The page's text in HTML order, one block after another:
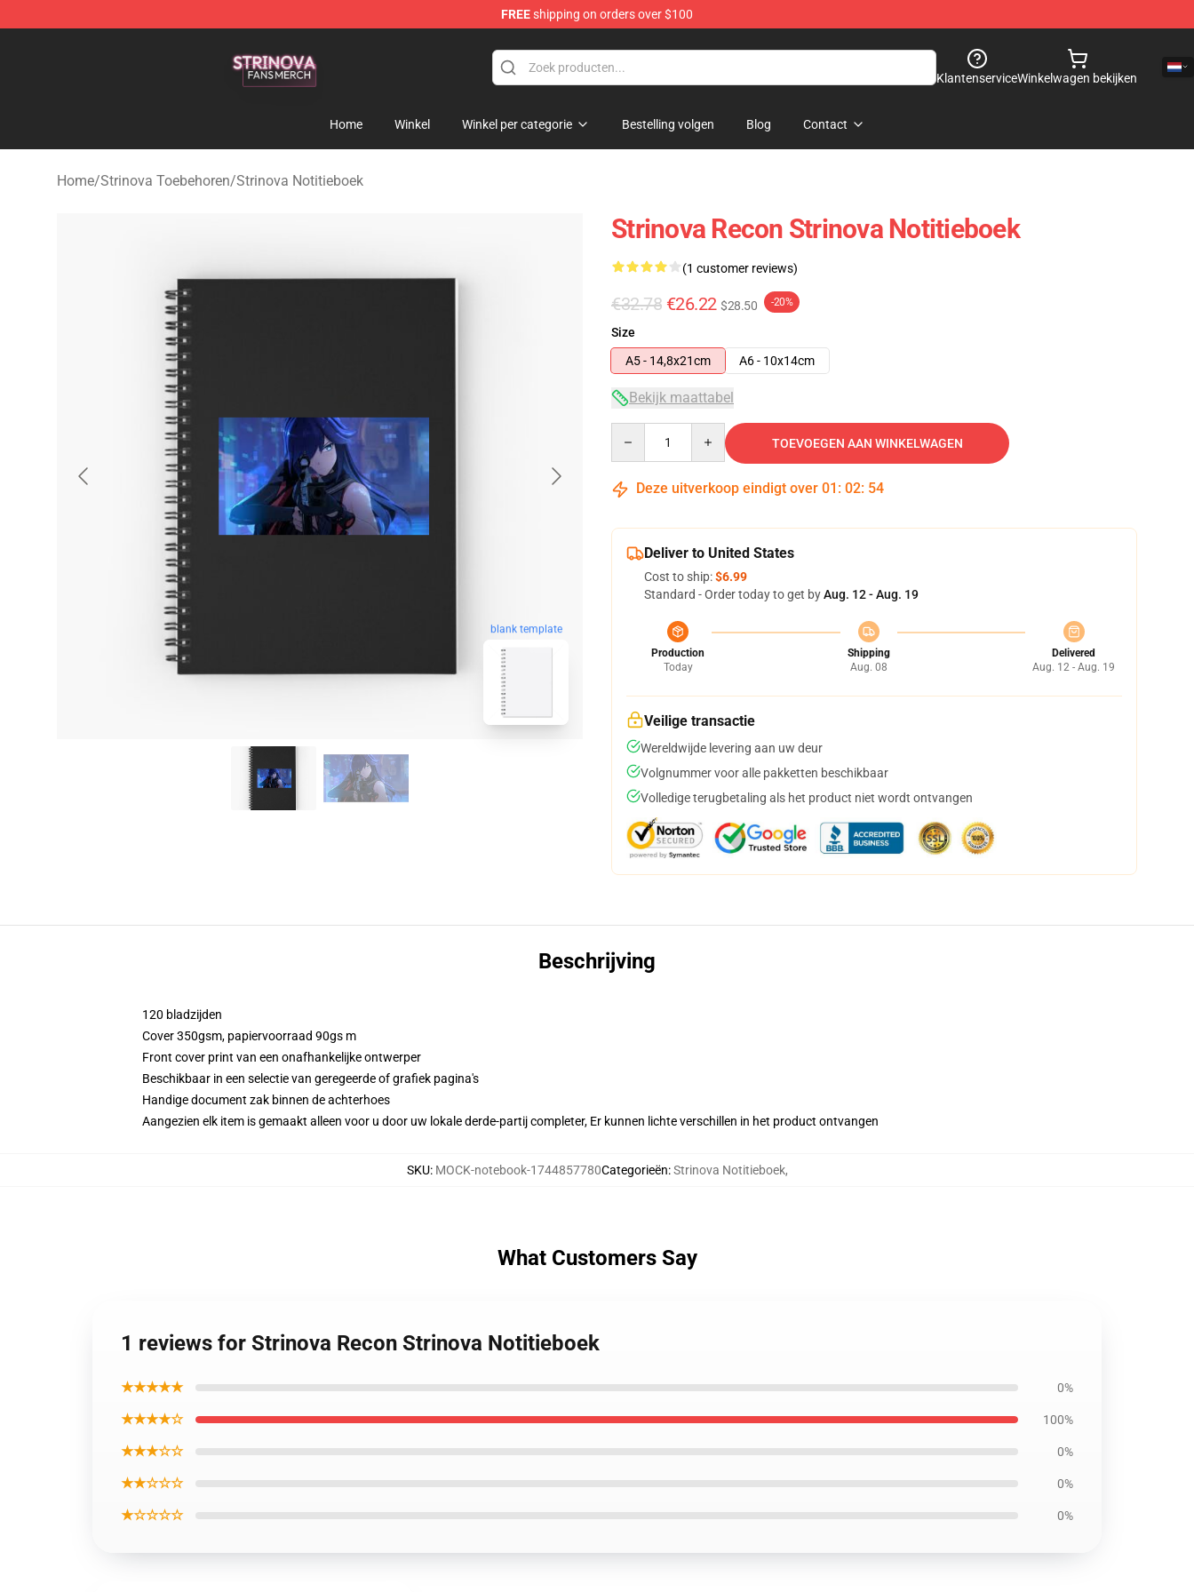
FREEshipping on orders over $100
KlantenserviceWinkelwagen bekijken
Home Winkel Winkel per categorie Bestelling volgen Blog Contact
Home/Strinova Toebehoren/Strinova Notitieboek
blank template
Strinova Recon Strinova Notitieboek
(1 customer reviews)
€32.78 €26.22 $28.50 -20%
Size
A5 - 14,8x21cm
A6 - 10x14cm
Bekijk maattabel
TOEVOEGEN AAN WINKELWAGEN
Deze uitverkoop eindigt over 01 : 02: 53
Deliver to United States
Cost to ship:$6.99
Standard - Order today to get byAug. 12 - Aug. 19
Production
Today
Shipping
Aug. 08
Delivered
Aug. 12 - Aug. 19
Veilige transactie
Wereldwijde levering aan uw deur
Volgnummer voor alle pakketten beschikbaar
Volledige terugbetaling als het product niet wordt ontvangen
Beschrijving
120 bladzijden
Cover 350gsm, papiervoorraad 90gs m
Front cover print van een onafhankelijke ontwerper
Beschikbaar in een selectie van geregeerde of grafiek pagina's
Handige document zak binnen de achterhoes
Aangezien elk item is gemaakt alleen voor u door uw lokale derde-partij completer, Er kunnen lichte verschillen in het product ontvangen
SKU: MOCK-notebook-1744857780Categorieën:Strinova Notitieboek,
What Customers Say
1 reviews for Strinova Recon Strinova Notitieboek
★★★★★ 0%
★★★★☆ 100%
★★★☆☆ 0%
★★☆☆☆ 0%
★☆☆☆☆ 0%